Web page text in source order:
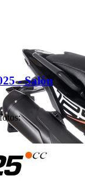
- Salón
: